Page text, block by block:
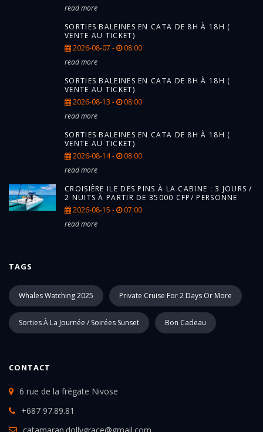
read more
SORTIES BALEINES EN CATA DE 8H À 18H (
VENTE AU TICKET)
2026-08-07 -
08:00
read more
SORTIES BALEINES EN CATA DE 8H À 18H (
VENTE AU TICKET)
2026-08-13 -
08:00
read more
SORTIES BALEINES EN CATA DE 8H À 18H (
VENTE AU TICKET)
2026-08-14 -
08:00
read more
CROISIÈRE ILE DES PINS À LA CABINE : 3 JOURS /
2 NUITS À PARTIR DE 35000 CFP/ PERSONNE
2026-08-15 -
07:00
read more
TAGS
Whales Watching 2025 Private Cruise For 2 Days Or More
Sorties À La Journée / Soirées Sunset Bon Cadeau
CONTACT
6 rue de la frégate Nivose
+687 97.89.81